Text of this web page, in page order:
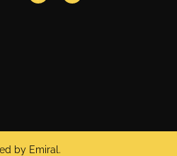
by Emiral.